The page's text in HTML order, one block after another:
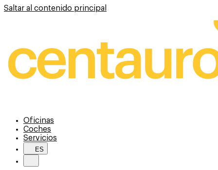
Saltar al contenido principal
Oficinas
Coches
Servicios
ES